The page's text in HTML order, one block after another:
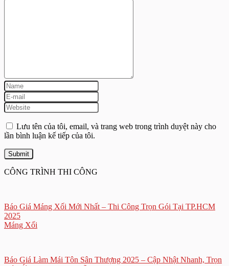
Lưu tên của tôi, email, và trang web trong trình duyệt này cho
lần bình luận kế tiếp của tôi.
CÔNG TRÌNH THI CÔNG
Báo Giá Máng Xối Mới Nhất – Thi Công Trọn Gói Tại TP.HCM
2025
Máng Xối
Báo Giá Làm Mái Tôn Sân Thượng 2025 – Cập Nhật Nhanh, Trọn